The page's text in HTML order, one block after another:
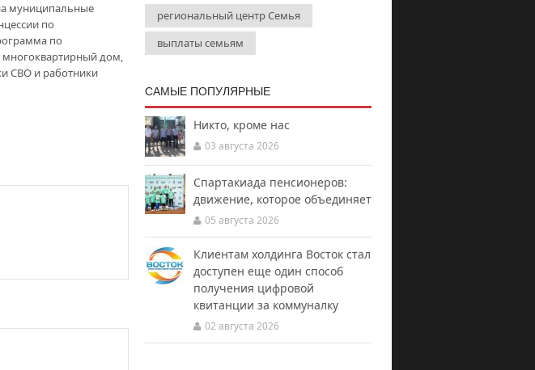
муниципальные
по
по
многоквартирный дом,
СВО и работники
региональный центр Семья
выплаты семьям
САМЫЕ ПОПУЛЯРНЫЕ
Никто, кроме нас
03 августа 2026
Спартакиада пенсионеров:
движение, которое объединяет
05 августа 2026
Клиентам холдинга Восток стал
доступен еще один способ
получения цифровой
квитанции за коммуналку
02 августа 2026